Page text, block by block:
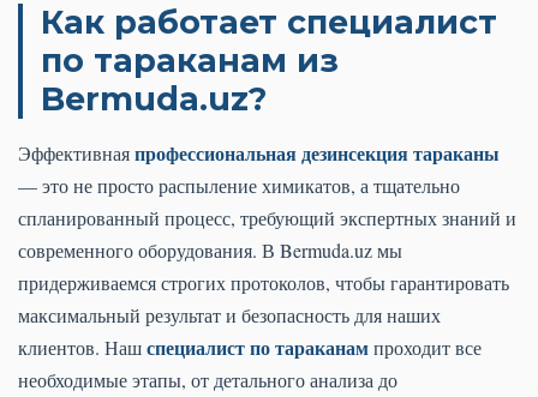
Как работает специалист
по тараканам из
Bermuda.uz?
Эффективнаяпрофессиональная дезинсекция тараканы
— это не просто распыление химикатов, а тщательно
спланированный процесс, требующий экспертных знаний и
современного оборудования. В Bermuda.uz мы
придерживаемся строгих протоколов, чтобы гарантировать
максимальный результат и безопасность для наших
клиентов. Нашспециалист по тараканампроходит все
необходимые этапы, от детального анализа до